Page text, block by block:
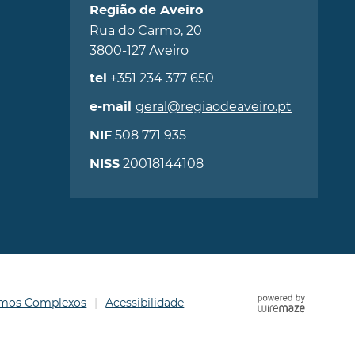
Região de Aveiro
Rua do Carmo, 20
3800-127 Aveiro
tel +351 234 377 650
e-mail geral@regiaodeaveiro.pt
NIF508 771 935
NISS20018144108
Complexos Acessibilidade